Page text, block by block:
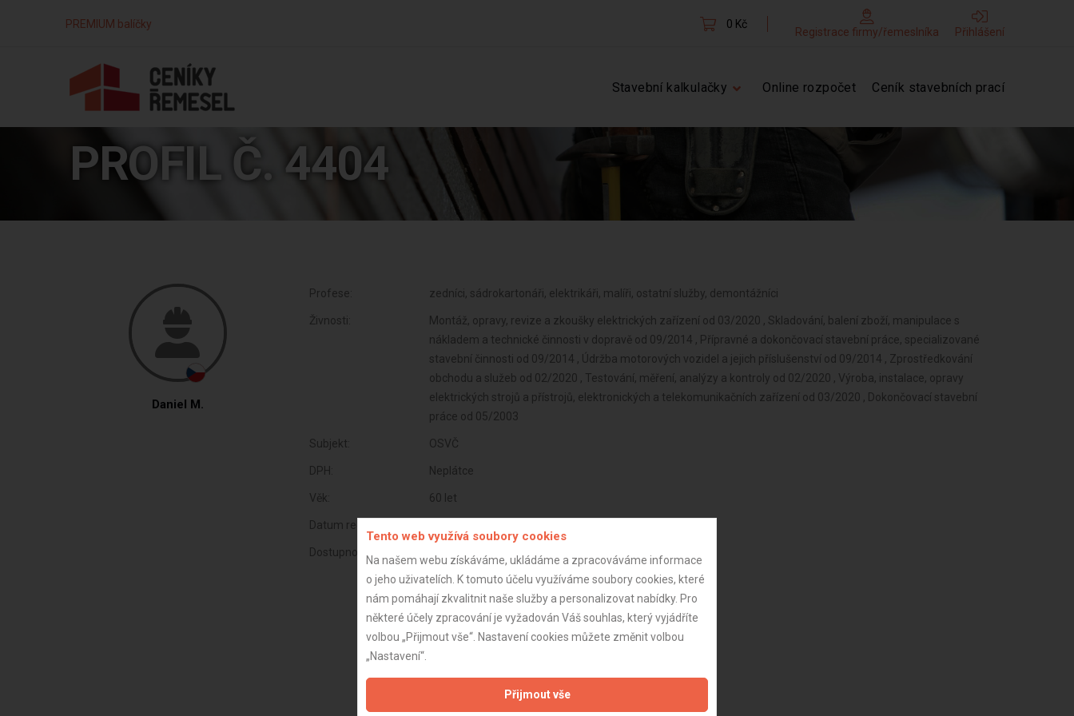
PREMIUM balíčky 0 Kč
Registrace firmy/řemeslníka Přihlášení
Stavební kalkulačky Online rozpočet Ceník stavebních prací
PROFIL Č. 4404
Daniel M.
Profese: zedníci, sádrokartonáři, elektrikáři, malíři, ostatní služby, demontážníci
Živnosti:
Montáž, opravy, revize a zkoušky elektrických zařízení od 03/2020 , Skladování, balení zboží, manipulace s
nákladem a technické činnosti v dopravě od 09/2014 , Přípravné a dokončovací stavební práce, specializované
stavební činnosti od 09/2014 , Údržba motorových vozidel a jejich příslušenství od 09/2014 , Zprostředkování
obchodu a služeb od 02/2020 , Testování, měření, analýzy a kontroly od 02/2020 , Výroba, instalace, opravy
elektrických strojů a přístrojů, elektronických a telekomunikačních zařízení od 03/2020 , Dokončovací stavební
práce od 05/2003
Subjekt: OSVČ
DPH: Neplátce
Věk: 60 let
Datum registrace:
Dostupnost:
Tento web využívá soubory cookies
Na našem webu získáváme, ukládáme a zpracováváme informace
o jeho uživatelích. K tomuto účelu využíváme soubory cookies, které
nám pomáhají zkvalitnit naše služby a personalizovat nabídky. Pro
některé účely zpracování je vyžadován Váš souhlas, který vyjádříte
volbou „Přijmout vše“. Nastavení cookies můžete změnit volbou
„Nastavení“.
Přijmout vše